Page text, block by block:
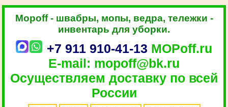
Mopoff - швабры, мопы, ведра, тележки -
инвентарь для уборки.
+7 911 910-41-13 MOPoff.ru
E-mail: mopoff@bk.ru
Осуществляем доставку по всей
России